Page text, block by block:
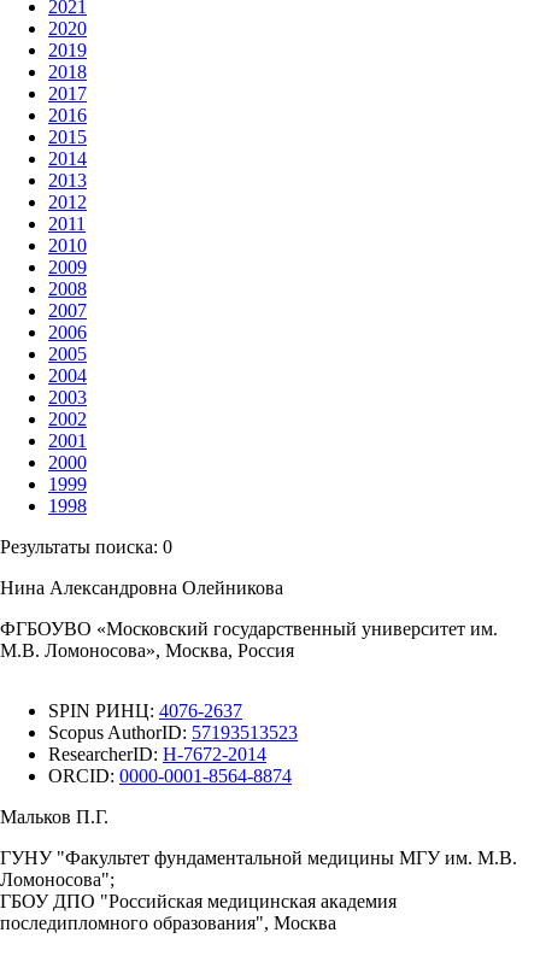
2021
2020
2019
2018
2017
2016
2015
2014
2013
2012
2011
2010
2009
2008
2007
2006
2005
2004
2003
2002
2001
2000
1999
1998
Результаты поиска: 0
Нина Александровна Олейникова
ФГБОУВО «Московский государственный университет им.
М.В. Ломоносова», Москва, Россия
SPIN РИНЦ: 4076-2637
Scopus AuthorID: 57193513523
ResearcherID: H-7672-2014
ORCID: 0000-0001-8564-8874
Мальков П.Г.
ГУНУ "Факультет фундаментальной медицины МГУ им. М.В.
Ломоносова";
ГБОУ ДПО "Российская медицинская академия
последипломного образования", Москва